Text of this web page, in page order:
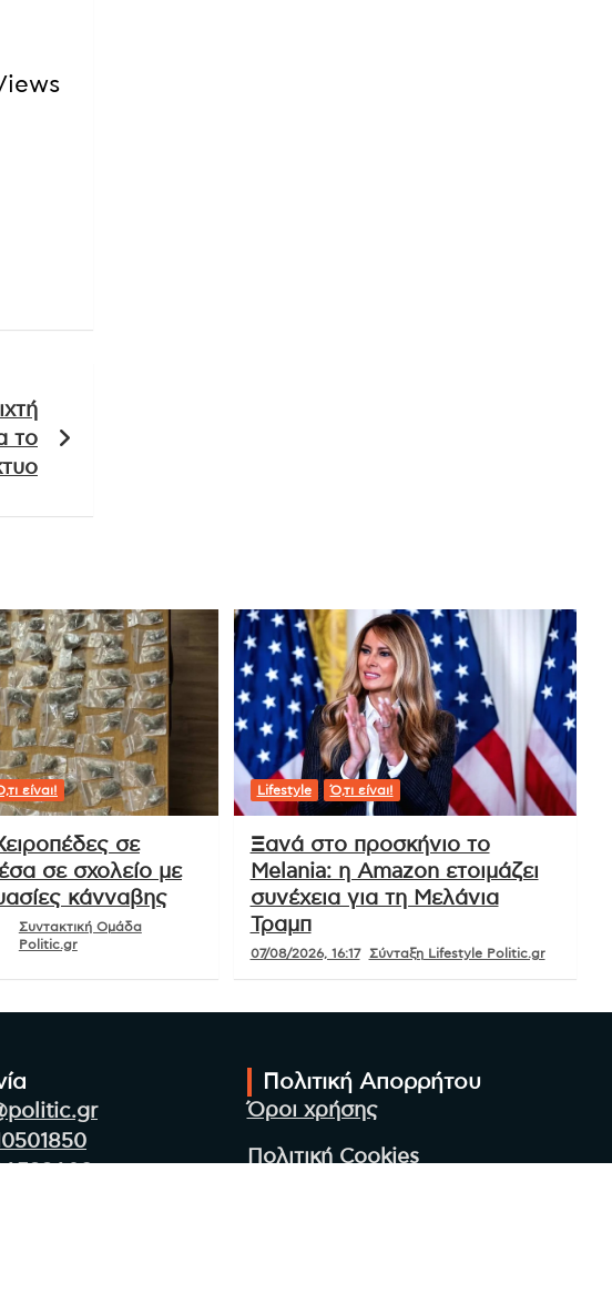
το
είναι!
σε
σε σχολείο με
κάνναβης
Συντακτική Ομάδα
Politic.gr
Lifestyle Ό,τι είναι!
Ξανά στο προσκήνιο το
Melania: η Amazon ετοιμάζει
συνέχεια για τη Μελάνια
Τραμπ
07/08/2026, 16:17 Σύνταξη Lifestyle Politic.gr
Πολιτική Απορρήτου
Όροι χρήσης
Πολιτική Cookies